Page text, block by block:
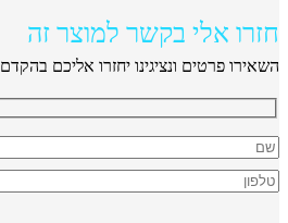
חזרו אלי בקשר למוצר זה
השאירו פרטים ונציגינו יחזרו אליכם בהקדם